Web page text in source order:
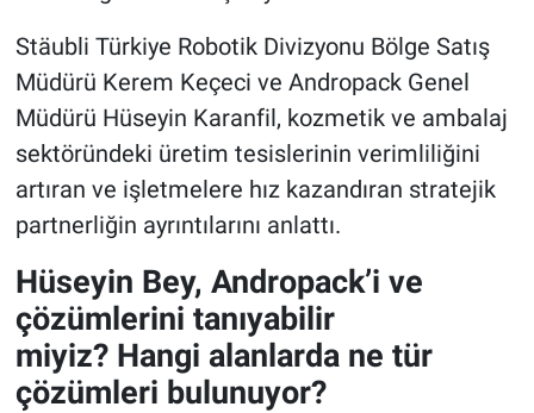
Stäubli Türkiye Robotik Divizyonu Bölge Satış
Müdürü Kerem Keçeci ve Andropack Genel
Müdürü Hüseyin Karanfil, kozmetik ve ambalaj
sektöründeki üretim tesislerinin verimliliğini
artıran ve işletmelere hız kazandıran stratejik
partnerliğin ayrıntılarını anlattı.
Hüseyin Bey, Andropack’i ve
çözümlerini tanıyabilir
miyiz? Hangi alanlarda ne tür
çözümleri bulunuyor?